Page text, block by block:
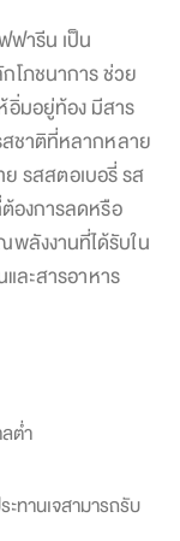
ฟารีน เป็น
ภชนาการ ช่วย
มอยู่ท้อง มีสาร
ชาติที่หลากหลาย
รสสตอเบอรี่ รส
องการลดหรือ
ลังงานที่ได้รับใน
ละสารอาหาร
ต่ำ
ทานเจสามารถรับ